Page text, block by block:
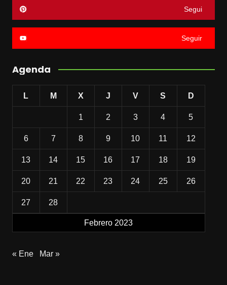
Segui
Seguir
Agenda
Febrero 2023
L M X J V S D
1 2 3 4 5
6 7 8 9 10 11 12
13 14 15 16 17 18 19
20 21 22 23 24 25 26
27 28
« Ene Mar »